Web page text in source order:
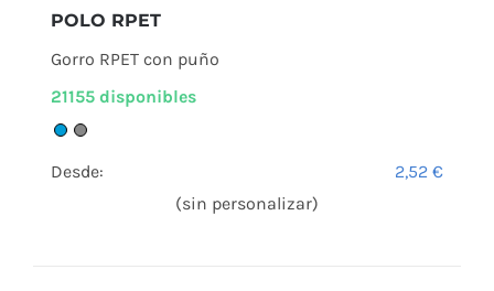
POLO RPET
Gorro RPET con puño
21155 disponibles
Desde: 2,52€
(sin personalizar)